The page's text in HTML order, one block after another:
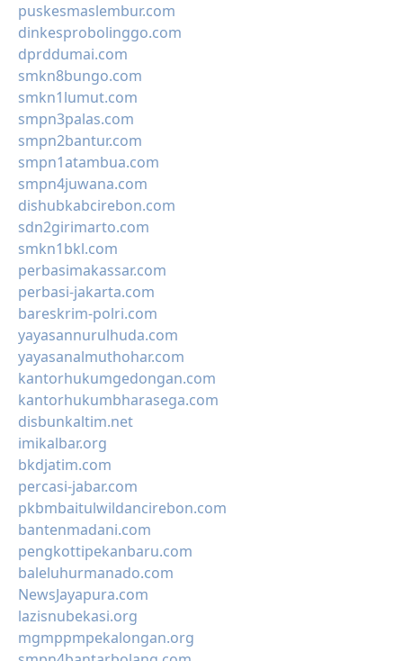
puskesmaslembur.com
dinkesprobolinggo.com
dprddumai.com
smkn8bungo.com
smkn1lumut.com
smpn3palas.com
smpn2bantur.com
smpn1atambua.com
smpn4juwana.com
dishubkabcirebon.com
sdn2girimarto.com
smkn1bkl.com
perbasimakassar.com
perbasi-jakarta.com
bareskrim-polri.com
yayasannurulhuda.com
yayasanalmuthohar.com
kantorhukumgedongan.com
kantorhukumbharasega.com
disbunkaltim.net
imikalbar.org
bkdjatim.com
percasi-jabar.com
pkbmbaitulwildancirebon.com
bantenmadani.com
pengkottipekanbaru.com
baleluhurmanado.com
NewsJayapura.com
lazisnubekasi.org
mgmppmpekalongan.org